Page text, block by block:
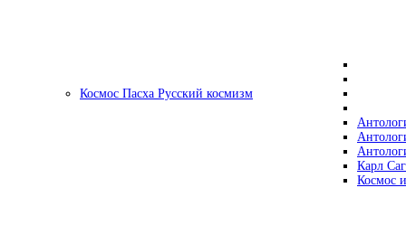
Космос Пасха Русский космизм
Карл
Космос